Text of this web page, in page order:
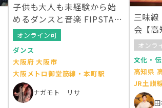
子供も大人も未経験から始
めるダンスと音楽 FIPSTA
(フィプスタ)
オンライン可
ダンス
大阪府 大阪市
大阪メトロ御堂筋線・本町駅
ナガモト リサ
三味
会【高
オンラ
文化・
高知県
JR土讃